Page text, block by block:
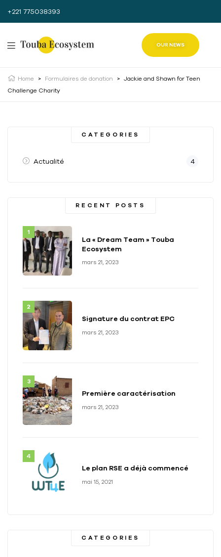
+221 775038393
OUR NEWS
Home > Formulaires de donation >
Jackie and Shawn for Teen
Challenge Charity
CATEGORIES
Actualité 4
RECENT POSTS
La « Dream Team » Touba
Ecosystem
mars 21, 2023
Signature du contrat EPC
mars 21, 2023
Première caractérisation
mars 21, 2023
Le plan RSE a déjà commencé
mai 15, 2021
CATEGORIES